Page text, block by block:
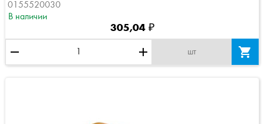
0155520030
В наличии
305,04 ₽
remove add шт 